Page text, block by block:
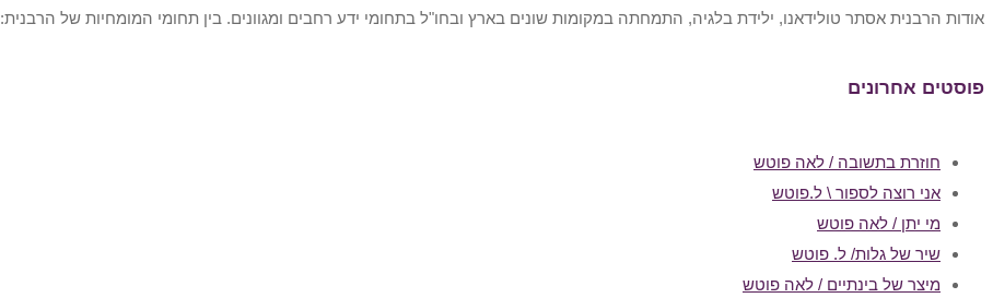
אודות הרבנית אסתר טולידאנו, ילידת בלגיה, התמחתה במקומות שונים בארץ ובחו"ל בתחומי ידע רחבים ומגוונים. בין תחומי המומחיות של הרבנית:
פוסטים אחרונים
חוזרת בתשובה / לאה פוטש
אני רוצה לספור \ ל.פוטש
מי יתן / לאה פוטש
שיר של גלות/ ל. פוטש
מיצר של בינתיים / לאה פוטש